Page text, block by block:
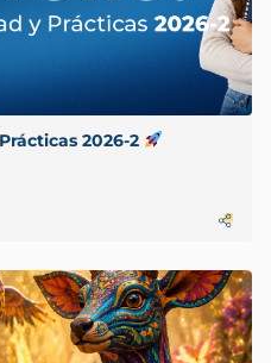
2026-2